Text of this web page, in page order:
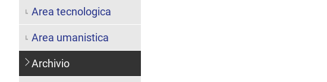
Area tecnologica
Area umanistica
Archivio